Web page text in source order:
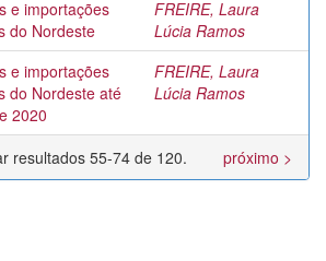
e importações
do Nordeste
FREIRE, Laura
Lúcia Ramos
e importações
do Nordeste até
2020
FREIRE, Laura
Lúcia Ramos
resultados 55-74 de 120. próximo >